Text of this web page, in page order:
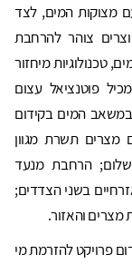
מצוקות המים, לצד
צוהר להרחבת
טכנולוגיות מיחזור
פוטנציאל עצום
במשאב המים בקידום
מצרים תשרת מגוון
הרחבת מנעד
בשני הצדדים;
מצרים והאזור.
פרויקט להזרמת מי